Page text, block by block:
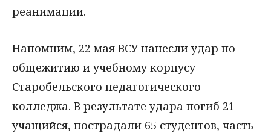
реанимации.
Напомним, 22 мая ВСУ нанесли удар по
общежитию и учебному корпусу
Старобельского педагогического
колледжа. В результате удара погиб 21
учащийся, пострадали 65 студентов, часть